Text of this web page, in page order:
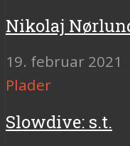
Nikolaj
19. februar 2021
Plader
Slowdive: s.t.